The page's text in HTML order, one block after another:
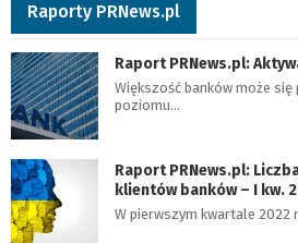
Raporty PRNews.pl
Raport PRNews.pl:
Większość banków może
poziomu…
Raport PRNews.pl:
klientów banków – I kw.
W pierwszym kwartale 2022